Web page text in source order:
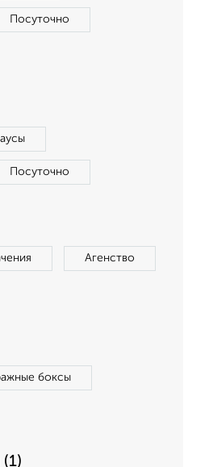
Посуточно
Посуточно
Агенство
боксы